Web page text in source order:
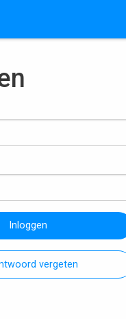
Inloggen
vergeten